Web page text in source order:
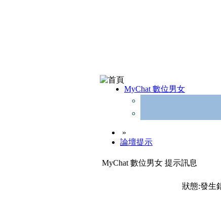
MyChat 數位男女
»
論壇提示
MyChat 數位男女 提示訊息
狀態:發生